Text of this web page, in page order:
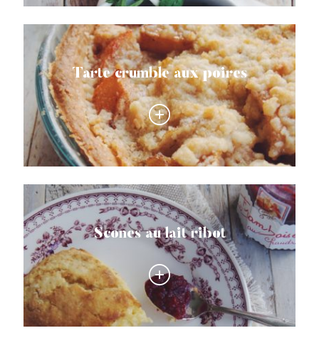
Tarte crumble aux poires
Scones au lait ribot